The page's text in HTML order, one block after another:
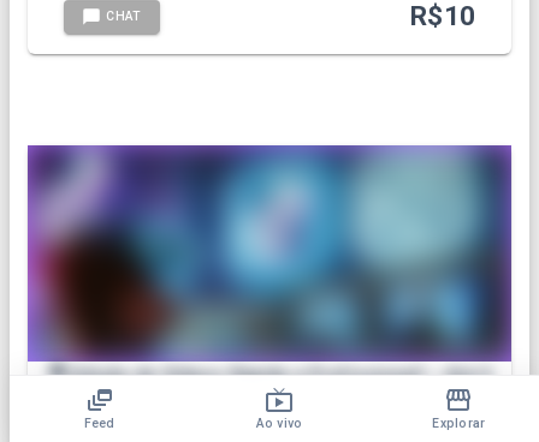
Feed Ao vivo Explorar
CHAT R$10
🎥 Edição de Vídeos Rápida e Profissional! – Até 5
Minutos 🔥